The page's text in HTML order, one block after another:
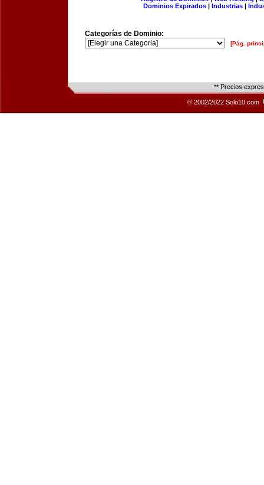
Dominios Expirados | Industrias |
Categorías de Dominio:
[Pág.
** Precios
© 2002/2022 Solo10.com